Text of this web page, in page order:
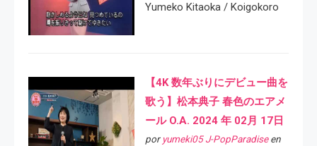
Yumeko Kitaoka / Koigokoro
【4K 数年ぶりにデビュー曲を
歌う】松本典子 春色のエアメ
ール O.A. 2024 年 02月 17日
por yumeki05 J-PopParadiseen